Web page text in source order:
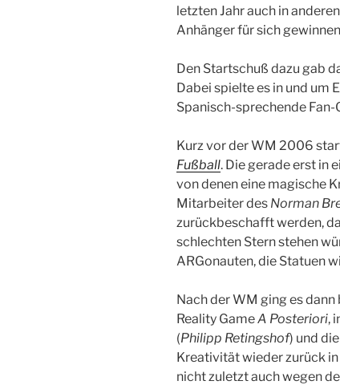
letzten Jahr auch in
Anhänger für sich
Den Startschuß dazu gab
Dabei spielte es in und um
Spanisch-sprechende Fan-
Kurz vor der WM 2006
Fußball. Die gerade erst in
von denen eine magische
Mitarbeiter des Norman
zurückbeschafft werden,
schlechten Stern stehen
ARGonauten, die Statuen
Nach der WM ging es
Reality GameA Posteriori,
(Philipp Retingshof) und
Kreativität wieder zurück in
nicht zuletzt auch wegen